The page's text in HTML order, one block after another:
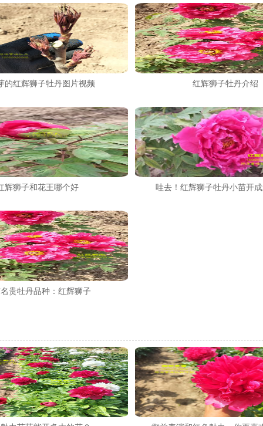
的红辉狮子牡丹图片视频 红辉狮子牡丹介绍
辉狮子和花王哪个好 哇去！红辉狮子牡丹小苗开
贵牡丹品种：红辉狮子